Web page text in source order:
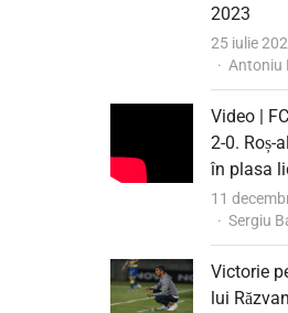
2023
25 iulie
Author
Antoniu
Video |
2-0. Roș-
în plasa
11
Author
Sergiu
Victorie
lui